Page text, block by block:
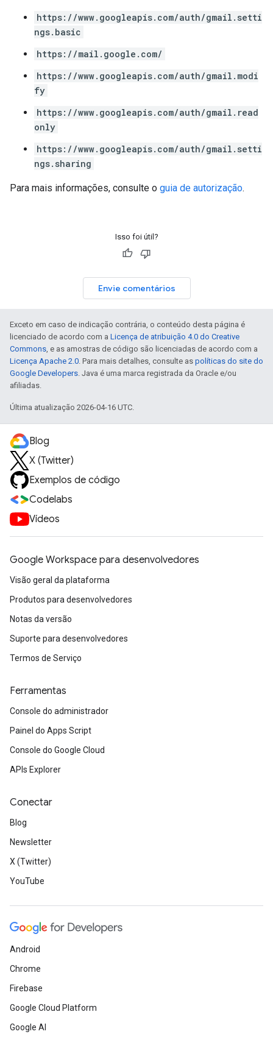
https://www.googleapis.com/auth/gmail.setti
ngs.basic
https://mail.google.com/
https://www.googleapis.com/auth/gmail.modi
fy
https://www.googleapis.com/auth/gmail.read
only
https://www.googleapis.com/auth/gmail.setti
ngs.sharing
Para mais informações, consulte o guia de autorização.
Isso foi útil?
Envie comentários
Exceto em caso de indicação contrária, o conteúdo desta página é
licenciado de acordo com a Licença de atribuição 4.0 do Creative
Commons, e as amostras de código são licenciadas de acordo com a
Licença Apache 2.0. Para mais detalhes, consulte as políticas do site do
Google Developers. Java é uma marca registrada da Oracle e/ou
afiliadas.
Última atualização 2026-04-16 UTC.
Blog
X (Twitter)
Exemplos de código
Codelabs
Vídeos
Google Workspace para desenvolvedores
Visão geral da plataforma
Produtos para desenvolvedores
Notas da versão
Suporte para desenvolvedores
Termos de Serviço
Ferramentas
Console do administrador
Painel do Apps Script
Console do Google Cloud
APIs Explorer
Conectar
Blog
Newsletter
X (Twitter)
YouTube
Android
Chrome
Firebase
Google Cloud Platform
Google AI